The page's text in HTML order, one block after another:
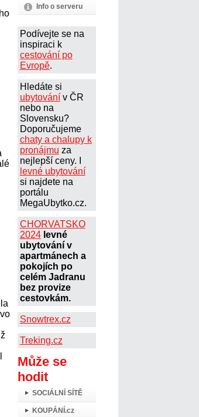
Info o serveru
Podívejte se na
inspiraci k
cestování po
Evropě.
Hledáte si
ubytovánív ČR
nebo na
Slovensku?
Doporučujeme
chaty a chalupy k
pronájmu za
nejlepší ceny. I
levné ubytování
si najdete na
portálu
MegaUbytko.cz.
CHORVATSKO
2024 levné
ubytování v
apartmánech a
pokojích po
celém Jadranu
bez provize
cestovkám.
Snowtrex.cz
Treking.cz
Může se
hodit
SOCIÁLNÍ SÍTĚ
KOUPÁNÍ.cz